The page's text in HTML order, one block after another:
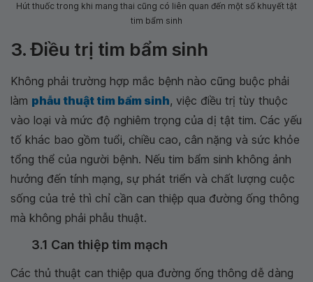
Hút thuốc trong khi mang thai cũng có liên quan đến một số khuyết tật
tim bẩm sinh
3. Điều trị tim bẩm sinh
Không phải trường hợp mắc bệnh nào cũng buộc phải
làm phẫu thuật tim bẩm sinh, việc điều trị tùy thuộc
vào loại và mức độ nghiêm trọng của dị tật tim. Các yếu
tố khác bao gồm tuổi, chiều cao, cân nặng và sức khỏe
tổng thể của người bệnh. Nếu tim bẩm sinh không ảnh
hưởng đến tính mạng, sự phát triển và chất lượng cuộc
sống của trẻ thì chỉ cần can thiệp qua đường ống thông
mà không phải phẫu thuật.
3.1 Can thiệp tim mạch
Các thủ thuật can thiệp qua đường ống thông dễ dàng